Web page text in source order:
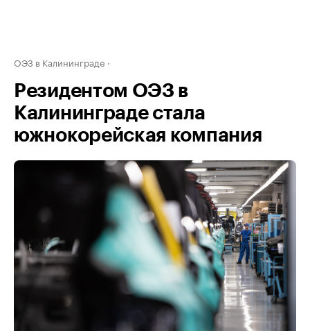
ОЭЗ в Калининграде
Резидентом ОЭЗ в
Калининграде стала
южнокорейская компания